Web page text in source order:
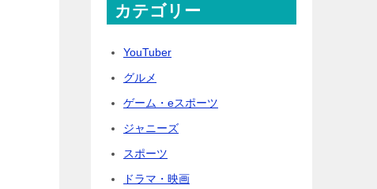
カテゴリー
YouTuber
グルメ
ゲーム・eスポーツ
ジャニーズ
スポーツ
ドラマ・映画